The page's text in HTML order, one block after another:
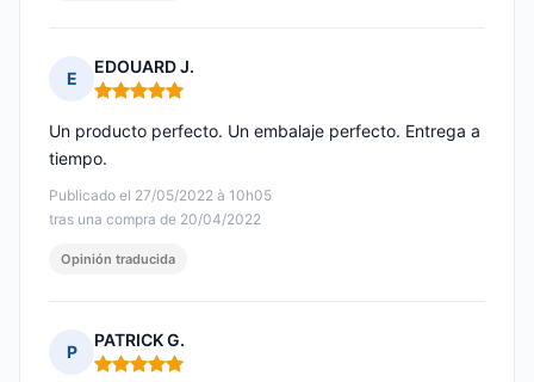
E
EDOUARD J.
Nota: 5 de 5
Publicado el 27/05/2022 à 10h05
tras una compra de 20/04/2022
Un producto perfecto. Un embalaje perfecto. Entrega a
tiempo.
Opinión traducida
P
PATRICK G.
Nota: 5 de 5